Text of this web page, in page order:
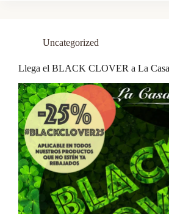
Uncategorized
Llega el BLACK CLOVER a La